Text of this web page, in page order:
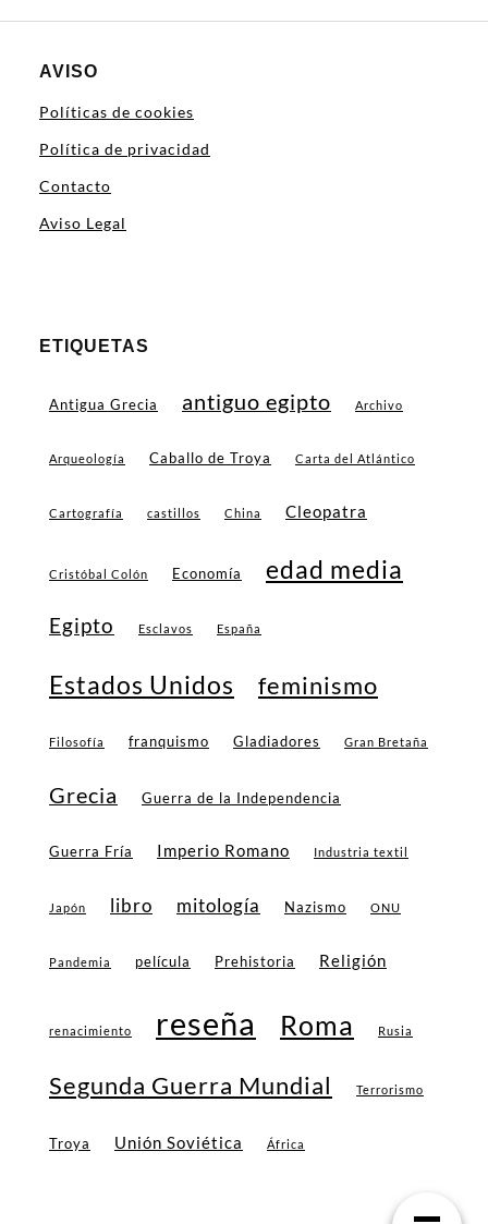
AVISO
Políticas de cookies
Política de privacidad
Contacto
Aviso Legal
ETIQUETAS
Antigua Grecia antiguo egipto Archivo
Arqueología Caballo de Troya Carta del Atlántico
Cartografía castillos China Cleopatra
Cristóbal Colón Economía edad media
Egipto Esclavos España
Estados Unidos feminismo
Filosofía franquismo Gladiadores Gran Bretaña
Grecia Guerra de la Independencia
Guerra Fría Imperio Romano Industria textil
Japón libro mitología Nazismo ONU
Pandemia película Prehistoria Religión
renacimiento reseña Roma Rusia
Segunda Guerra Mundial Terrorismo
Troya Unión Soviética África